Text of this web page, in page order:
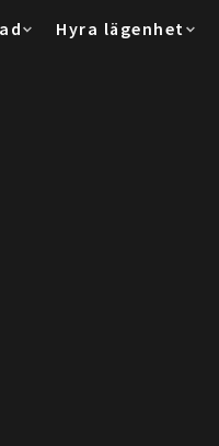
Hyra lägenhet